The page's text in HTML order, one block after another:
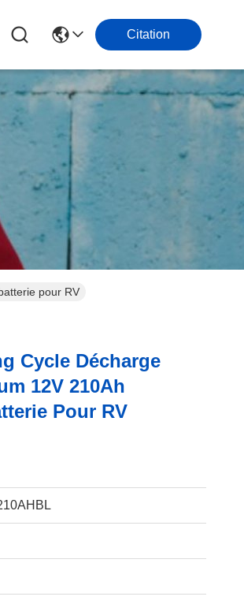
Citation
pour RV
Cycle Décharge
12V 210Ah
Pour RV